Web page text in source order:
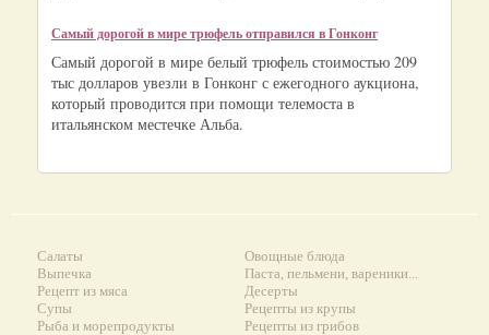
Самый дорогой в мире трюфель отправился в Гонконг
Самый дорогой в мире белый трюфель стоимостью 209
тыс долларов увезли в Гонконг с ежегодного аукциона,
который проводится при помощи телемоста в
итальянском местечке Альба.
Салаты
Выпечка
Рецепт из мяса
Супы
Рыба и морепродукты
Овощные блюда
Паста, пельмени, вареники...
Десерты
Рецепты из крупы
Рецепты из грибов